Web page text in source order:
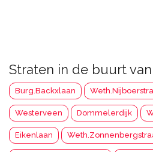
Straten in de buurt
Burg.Backxlaan
Westerveen Dommelerdijk
Eikenlaan